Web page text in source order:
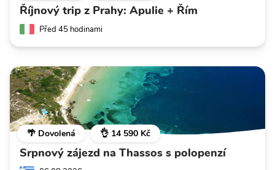
Říjnový trip z Prahy: Apulie + Řím
Před 45 hodinami
🌴 Dovolená 👌 14 590 Kč
Srpnový zájezd na Thassos s polopenzí